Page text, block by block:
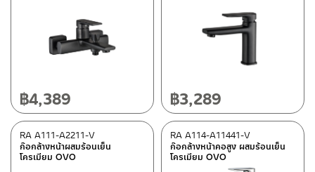
Stainless steel MATT
Stainless steel SHINY
Black
Matt bronze(4)
Golden(25)
฿4,389 ฿3,289
ก๊อกล้างหน้าผสมร้อนเย็น
โครเมียม OVO
RA A111-A2211-V
ก๊อกล้างหน้าคอสูง ผสมร้อนเย็น
โครเมียม OVO
RA A114-A11441-V